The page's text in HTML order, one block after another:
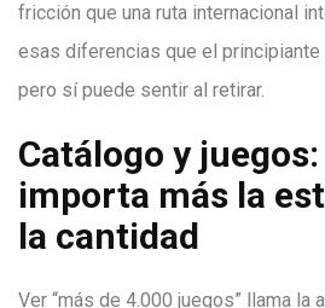
fricción que una ruta internacional
esas diferencias que el principiante
pero sí puede sentir al retirar.
Catálogo y
importa más la
la cantidad
Ver “más de 4.000 juegos” llama la